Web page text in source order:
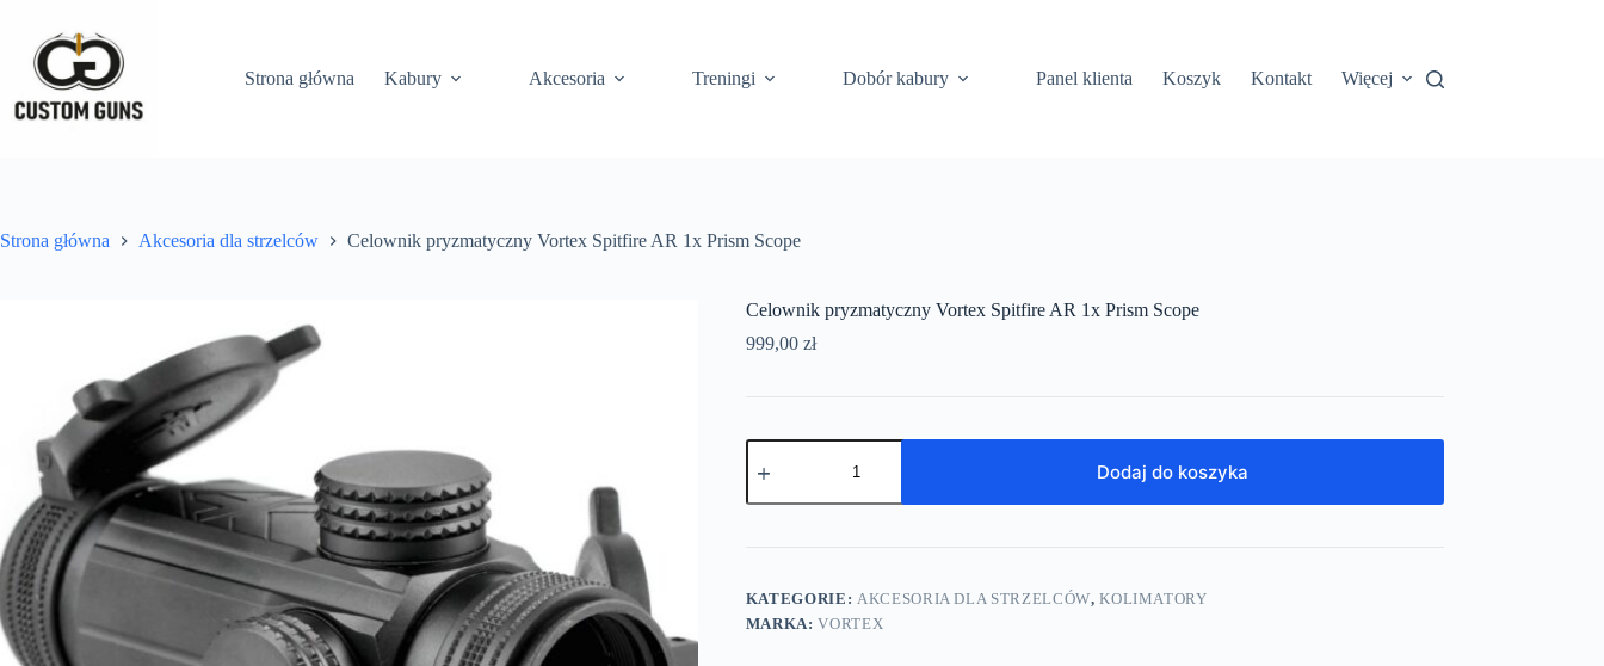
Strona główna Kabury Akcesoria Treningi Dobór kabury Panel klienta Koszyk Kontakt Więcej
Strona główna Akcesoria dla strzelców Celownik pryzmatyczny Vortex Spitfire AR 1x Prism Scope
Celownik pryzmatyczny Vortex Spitfire AR 1x Prism Scope
999,00 zł
Dodaj do koszyka
KATEGORIE: AKCESORIA DLA STRZELCÓW,KOLIMATORY
MARKA:VORTEX